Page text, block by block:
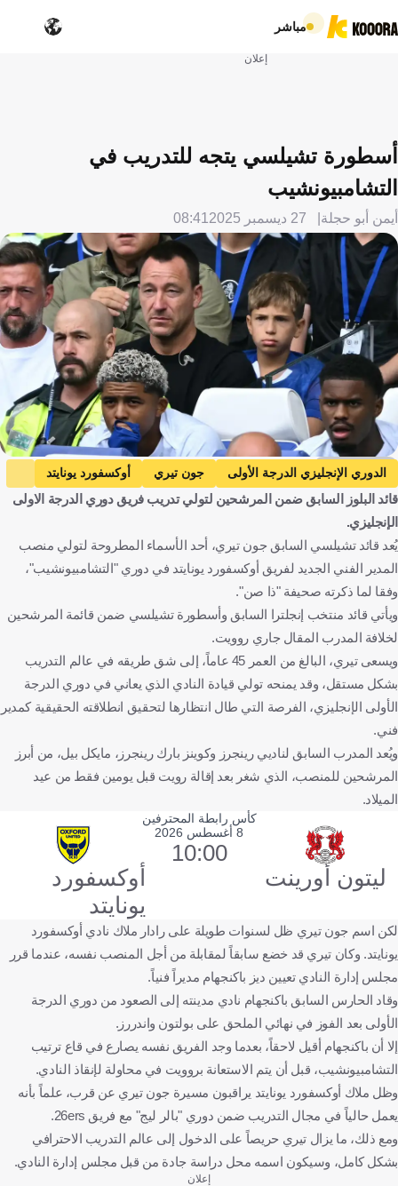
مباشر
إعلان
أسطورة تشيلسي يتجه للتدريب في
التشامبيونشيب
أيمن أبو حجلة 27 ديسمبر 2025 08:41
Getty Images
الدوري الإنجليزي الدرجة الأولى جون تيري
أوكسفورد يونايتد
إنجلترا
كرة قدم
قائد البلوز السابق ضمن المرشحين لتولي تدريب فريق دوري الدرجة الاولى
الإنجليزي.
يُعد قائد تشيلسي السابق جون تيري، أحد الأسماء المطروحة لتولي منصب
المدير الفني الجديد لفريق أوكسفورد يونايتد في دوري "التشامبيونشيب"،
وفقا لما ذكرته صحيفة "ذا صن".
ويأتي قائد منتخب إنجلترا السابق وأسطورة تشيلسي ضمن قائمة المرشحين
لخلافة المدرب المقال جاري روويت.
ويسعى تيري، البالغ من العمر 45 عاماً، إلى شق طريقه في عالم التدريب
بشكل مستقل، وقد يمنحه تولي قيادة النادي الذي يعاني في دوري الدرجة
الأولى الإنجليزي، الفرصة التي طال انتظارها لتحقيق انطلاقته الحقيقية كمدير
فني.
ويُعد المدرب السابق لناديي رينجرز وكوينز بارك رينجرز، مايكل بيل، من أبرز
المرشحين للمنصب، الذي شغر بعد إقالة رويت قبل يومين فقط من عيد
الميلاد.
كأس رابطة المحترفين
ليتون أورينت
8 أغسطس 2026
10:00
أوكسفورد
يونايتد
لكن اسم جون تيري ظل لسنوات طويلة على رادار ملاك نادي أوكسفورد
يونايتد. وكان تيري قد خضع سابقاً لمقابلة من أجل المنصب نفسه، عندما قرر
مجلس إدارة النادي تعيين ديز باكنجهام مديراً فنياً.
وقاد الحارس السابق باكنجهام نادي مدينته إلى الصعود من دوري الدرجة
الأولى بعد الفوز في نهائي الملحق على بولتون واندررز.
إلا أن باكنجهام أقيل لاحقاً، بعدما وجد الفريق نفسه يصارع في قاع ترتيب
التشامبيونشيب، قبل أن يتم الاستعانة بروويت في محاولة لإنقاذ النادي.
وظل ملاك أوكسفورد يونايتد يراقبون مسيرة جون تيري عن قرب، علماً بأنه
يعمل حالياً في مجال التدريب ضمن دوري "بالر ليج" مع فريق 26ers.
ومع ذلك، ما يزال تيري حريصاً على الدخول إلى عالم التدريب الاحترافي
بشكل كامل، وسيكون اسمه محل دراسة جادة من قبل مجلس إدارة النادي.
إعلان